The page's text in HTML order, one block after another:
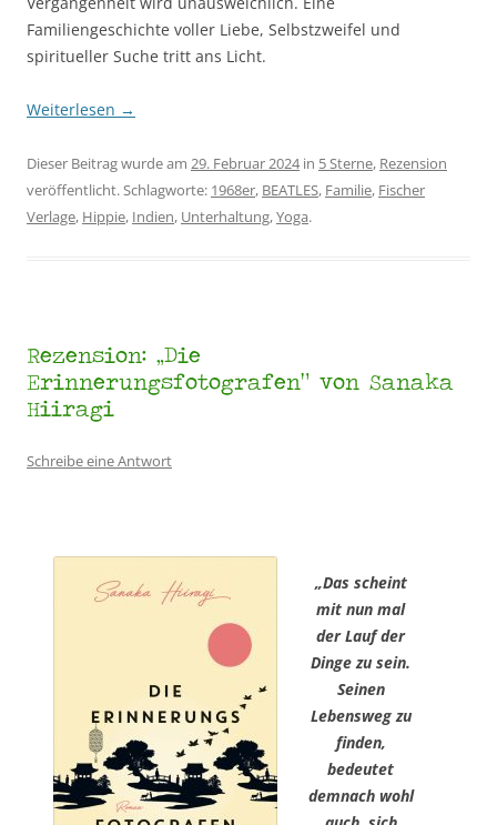
Familiengeschichte voller Liebe, Selbstzweifel und
spiritueller Suche tritt ans Licht.
Weiterlesen →
Dieser Beitrag wurde am 29. Februar 2024in 5 Sterne, Rezension
veröffentlicht. Schlagworte: 1968er, BEATLES, Familie, Fischer
Verlage, Hippie, Indien, Unterhaltung,Yoga.
Rezension: „Die
Erinnerungsfotografen“ von Sanaka
Hiiragi
Schreibe eine Antwort
„Das scheint
mit nun mal
der Lauf der
Dinge zu sein.
Seinen
Lebensweg zu
finden,
bedeutet
demnach wohl